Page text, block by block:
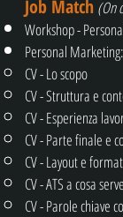
Job Match (On
Workshop -
Personal
CV - Lo scopo
CV - Struttura e
CV - Esperienza
CV - Parte finale e
CV - Layout e
CV - ATS a cosa
CV - Parole chiave